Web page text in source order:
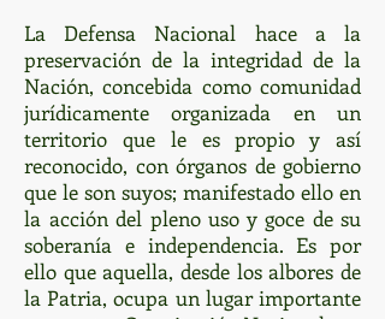
La Defensa Nacional hace a la
preservación de la integridad de la
Nación, concebida como comunidad
jurídicamente organizada en un
territorio que le es propio y así
reconocido, con órganos de gobierno
que le son suyos; manifestado ello en
la acción del pleno uso y goce de su
soberanía e independencia. Es por
ello que aquella, desde los albores de
la Patria, ocupa un lugar importante